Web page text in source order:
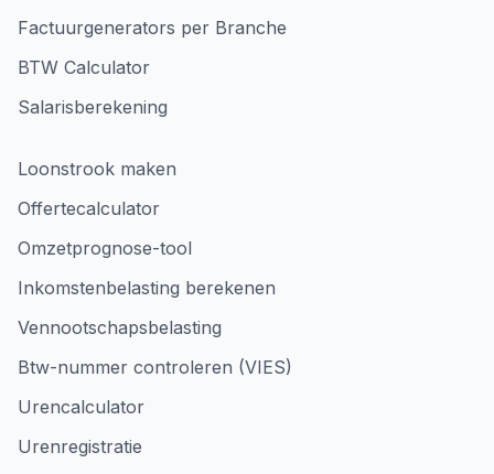
Factuurgenerators per Branche
BTW Calculator
Salarisberekening
Loonstrook maken
Offertecalculator
Omzetprognose-tool
Inkomstenbelasting berekenen
Vennootschapsbelasting
Btw-nummer controleren (VIES)
Urencalculator
Urenregistratie